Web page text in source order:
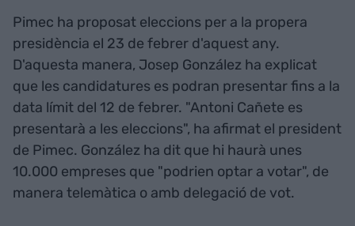
Pimec ha proposat eleccions per a la propera
presidència el 23 de febrer d'aquest any.
D'aquesta manera, Josep González ha explicat
que les candidatures es podran presentar fins a la
data límit del 12 de febrer. "Antoni Cañete es
presentarà a les eleccions", ha afirmat el president
de Pimec. González ha dit que hi haurà unes
10.000 empreses que "podrien optar a votar", de
manera telemàtica o amb delegació de vot.